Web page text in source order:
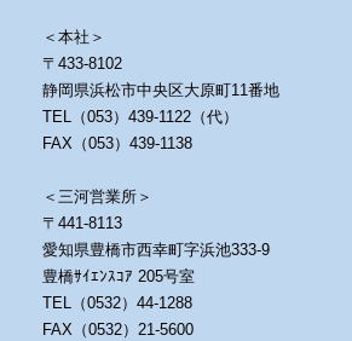
＜本社＞
〒433-8102
静岡県浜松市中央区大原町11番地
TEL（053）439-1122（代）
FAX（053）439-1138
＜三河営業所＞
〒441-8113
愛知県豊橋市西幸町字浜池333-9
豊橋ｻｲｴﾝｽｺｱ 205号室
TEL（0532）44-1288
FAX（0532）21-5600